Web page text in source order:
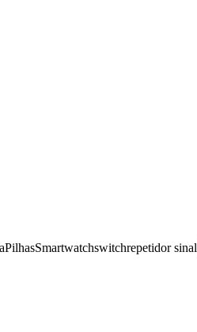
PilhasSmartwatchswitchrepetidor sinal